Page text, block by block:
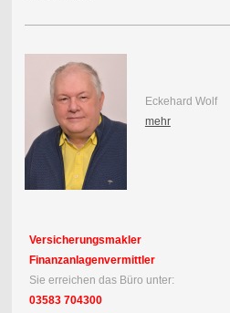
Eckehard Wolf
mehr
Versicherungsmakler
Finanzanlagenvermittler
Sie erreichen das Büro unter:
03583 704300